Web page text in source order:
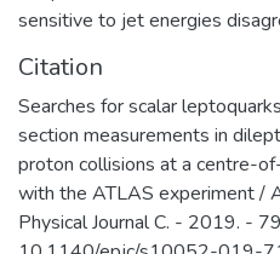
программ
учащихся
партнеров
интеграции
учебно-
sensitive to jet energies
Citation
Searches for scalar
section measurements in
proton collisions at a centre-
with the ATLAS experiment /
Physical Journal C. - 2019. -